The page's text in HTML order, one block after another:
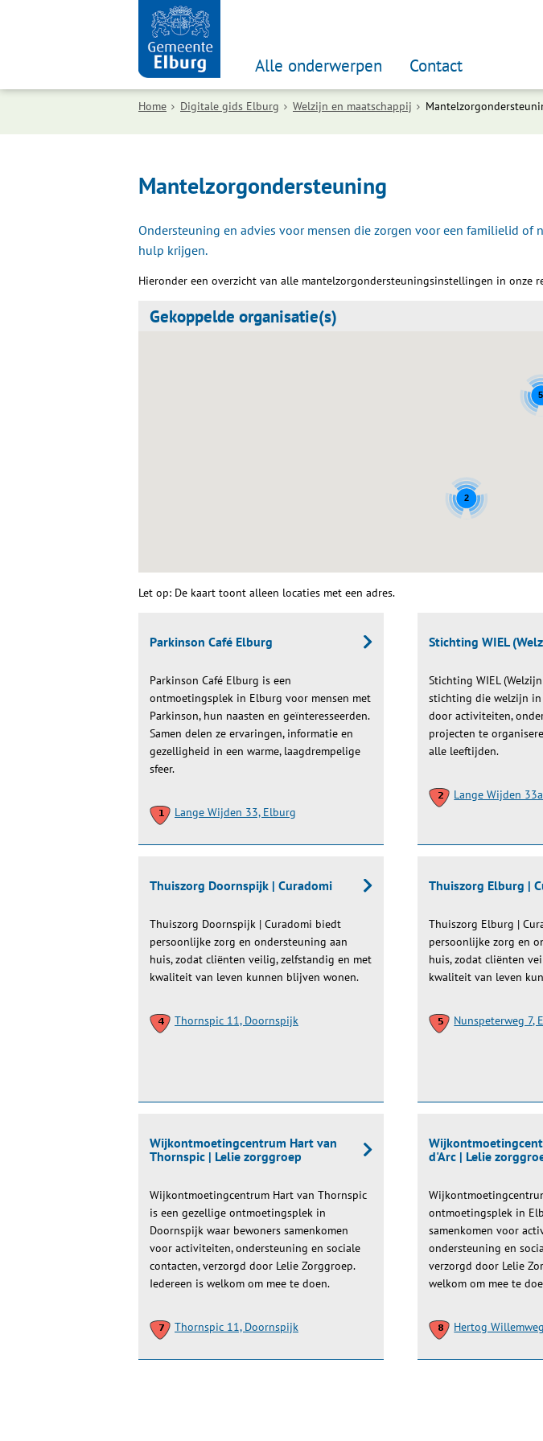
Alle onderwerpen Contact
Home Digitale gids Elburg Welzijn en maatschappij
Mantelzorgondersteuning
Ondersteuning en advies voor mensen die zorgen voor een familielid
hulp krijgen.
Hieronder een overzicht van alle mantelzorgondersteuningsinstellingen in onze
Gekoppelde organisatie(s)
5
2
Let op: De kaart toont alleen locaties met een adres.
Parkinson Café Elburg
Parkinson Café Elburg is een
ontmoetingsplek in Elburg voor mensen met
Parkinson, hun naasten en geïnteresseerden.
Samen delen ze ervaringen, informatie en
gezelligheid in een warme, laagdrempelige
sfeer.
Lange Wijden 33, Elburg
Stichting WIEL
Stichting WIEL
stichting die welzijn
door activiteiten,
projecten te
alle leeftijden.
Lange Wijden
Thuiszorg Doornspijk | Curadomi
Thuiszorg Doornspijk | Curadomi biedt
persoonlijke zorg en ondersteuning aan
huis, zodat cliënten veilig, zelfstandig en met
kwaliteit van leven kunnen blijven wonen.
Thornspic 11, Doornspijk
Thuiszorg Elburg |
Thuiszorg Elburg |
persoonlijke zorg en
huis, zodat cliënten
kwaliteit van leven
Nunspeterweg 7,
Wijkontmoetingcentrum Hart van
Thornspic | Lelie zorggroep
Wijkontmoetingcentrum Hart van Thornspic
is een gezellige ontmoetingsplek in
Doornspijk waar bewoners samenkomen
voor activiteiten, ondersteuning en sociale
contacten, verzorgd door Lelie Zorggroep.
Iedereen is welkom om mee te doen.
Thornspic 11, Doornspijk
d'Arc | Lelie
ontmoetingsplek in
samenkomen voor
ondersteuning en
verzorgd door Lelie
welkom om mee te
Hertog